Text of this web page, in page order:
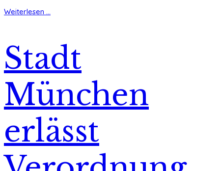
Weiterlesen ...
Stadt
München
erlässt